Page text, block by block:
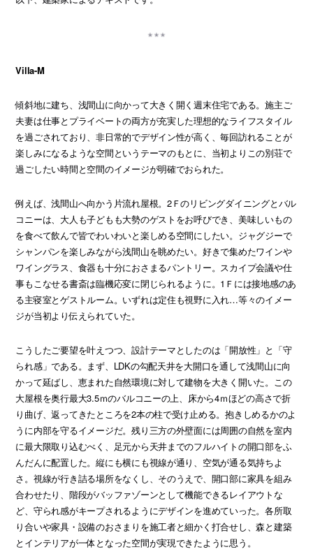
Villa-M
傾斜地に建ち、浅間山に向かって大きく開く週末住宅である。施主ご
夫妻は仕事とプライベートの両方が充実した理想的なライフスタイル
を過ごされており、非日常的でデザイン性が高く、毎回訪れることが
楽しみになるような空間というテーマのもとに、当初よりこの別荘で
過ごしたい時間と空間のイメージが明確でおられた。
例えば、浅間山へ向かう片流れ屋根。2Ｆのリビングダイニングとバル
コニーは、大人も子どもも大勢のゲストをお呼びでき、美味しいもの
を食べて飲んで皆でわいわいと楽しめる空間にしたい。ジャグジーで
シャンパンを楽しみながら浅間山を眺めたい。好きで集めたワインや
ワイングラス、食器も十分におさまるパントリー。スカイプ会議や仕
事もこなせる書斎は臨機応変に閉じられるように。1Ｆには接地感のあ
る主寝室とゲストルーム。いずれは定住も視野に入れ…等々のイメー
ジが当初より伝えられていた。
こうしたご要望を叶えつつ、設計テーマとしたのは「開放性」と「守
られ感」である。まず、LDKの勾配天井を大開口を通して浅間山に向
かって延ばし、恵まれた自然環境に対して建物を大きく開いた。この
大屋根を奥行最大3.5ｍのバルコニーの上、床から4ｍほどの高さで折
り曲げ、返ってきたところを2本の柱で受け止める。抱きしめるかのよ
うに内部を守るイメージだ。残り三方の外壁面には周囲の自然を室内
に最大限取り込むべく、足元から天井までのフルハイトの開口部をふ
んだんに配置した。縦にも横にも視線が通り、空気が通る気持ちよ
さ。視線が行き詰る場所をなくし、そのうえで、開口部に家具を組み
合わせたり、階段がバッファゾーンとして機能できるレイアウトな
ど、守られ感がキープされるようにデザインを進めていった。各所取
り合いや家具・設備のおさまりを施工者と細かく打合せし、森と建築
とインテリアが一体となった空間が実現できたように思う。